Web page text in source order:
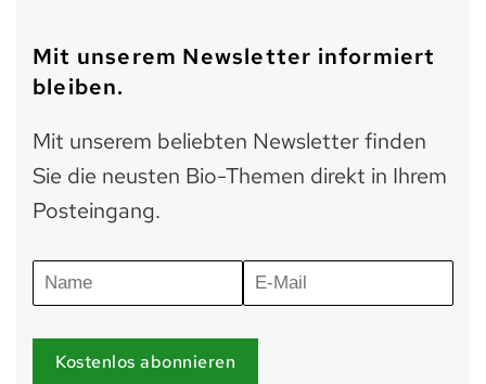
Mit unserem Newsletter informiert
bleiben.
Mit unserem beliebten Newsletter finden
Sie die neusten Bio-Themen direkt in Ihrem
Posteingang.
Kostenlos abonnieren